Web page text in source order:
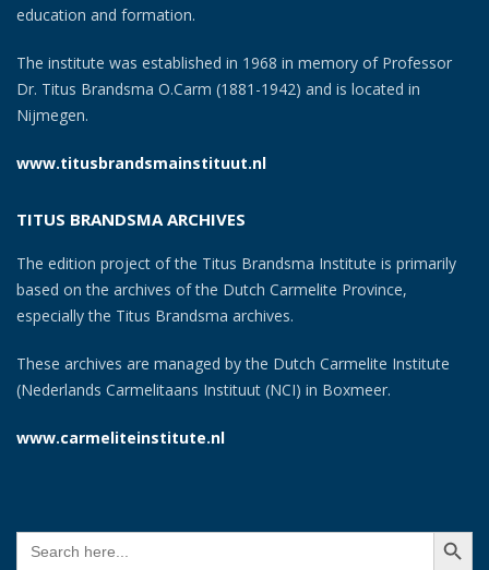
education and formation.
The institute was established in 1968 in memory of Professor
Dr. Titus Brandsma O.Carm (1881-1942) and is located in
Nijmegen.
www.titusbrandsmainstituut.nl
TITUS BRANDSMA ARCHIVES
The edition project of the Titus Brandsma Institute is primarily
based on the archives of the Dutch Carmelite Province,
especially the Titus Brandsma archives.
These archives are managed by the Dutch Carmelite Institute
(Nederlands Carmelitaans Instituut (NCI) in Boxmeer.
www.carmeliteinstitute.nl
Search
for:
SEARCH